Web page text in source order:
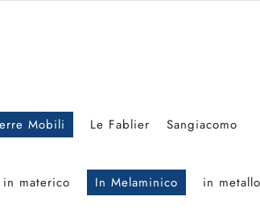
Mobili Le Fablier Sangiacomo
in materico In Melaminico in metallo